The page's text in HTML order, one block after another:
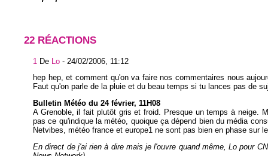
22 RÉACTIONS
1 De Lo - 24/02/2006, 11:12
hep hep, et comment qu'on va faire nos commentaires nous
Faut qu'on parle de la pluie et du beau temps si tu lances pas de
Bulletin Météo du 24 février, 11H08
A Grenoble, il fait plutôt gris et froid. Presque un temps à neige.
pas ce qu'indique la météo, quoique ça dépend bien du média
Netvibes, météo france et europe1 ne sont pas bien en phase sur
En direct de j'ai rien à dire mais je l'ouvre quand même, Lo pour